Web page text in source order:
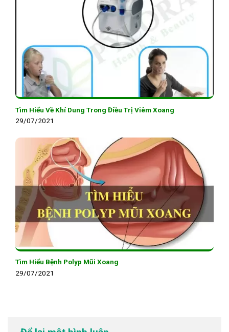
Tìm Hiểu Về Khí Dung Trong Điều Trị Viêm Xoang
29/07/2021
Tìm Hiểu Bệnh Polyp Mũi Xoang
29/07/2021